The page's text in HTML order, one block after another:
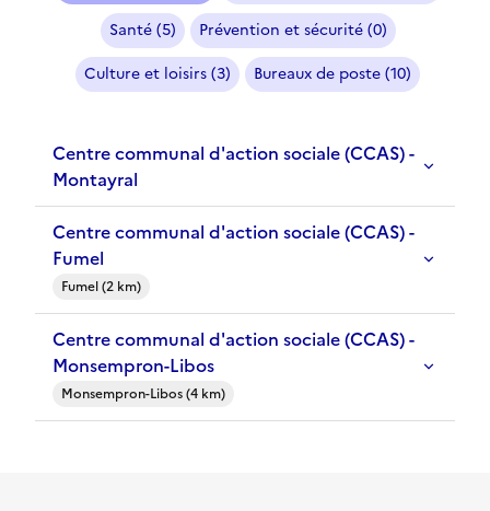
Santé (5)
Prévention et sécurité (0)
Culture et loisirs (3)
Bureaux de poste (10)
Centre communal d'action sociale (CCAS) -
Montayral
Centre communal d'action sociale (CCAS) -
Fumel
Fumel (2 km)
Centre communal d'action sociale (CCAS) -
Monsempron-Libos
Monsempron-Libos (4 km)